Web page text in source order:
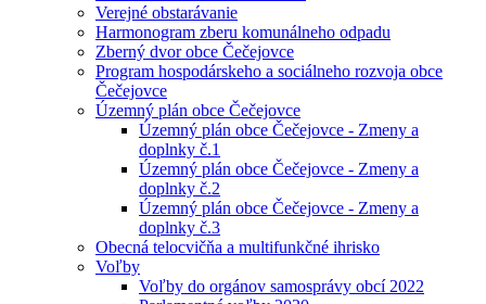
Verejné obstarávanie
Harmonogram zberu komunálneho odpadu
Zberný dvor obce Čečejovce
Program hospodárskeho a sociálneho rozvoja obce
Čečejovce
Územný plán obce Čečejovce
Územný plán obce Čečejovce - Zmeny a
doplnky č.1
Územný plán obce Čečejovce - Zmeny a
doplnky č.2
Územný plán obce Čečejovce - Zmeny a
doplnky č.3
Obecná telocvičňa a multifunkčné ihrisko
Voľby
Voľby do orgánov samosprávy obcí 2022